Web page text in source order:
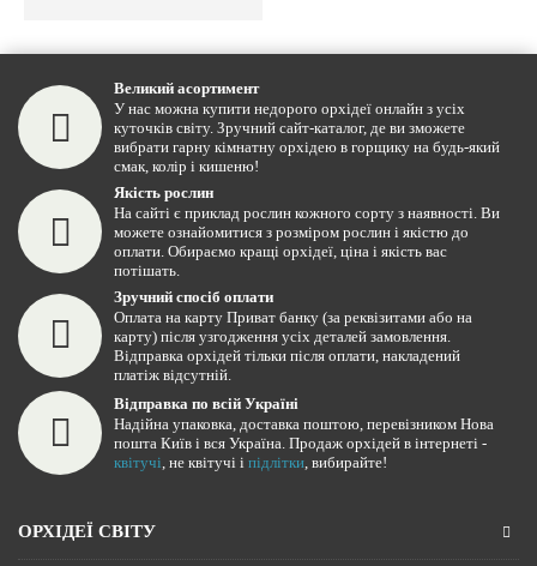
Великий асортимент
У нас можна купити недорого орхідеї онлайн з усіх
куточків світу. Зручний сайт-каталог, де ви зможете
вибрати гарну кімнатну орхідею в горщику на будь-який
смак, колір і кишеню!
Якість рослин
На сайті є приклад рослин кожного сорту з наявності. Ви
можете ознайомитися з розміром рослин і якістю до
оплати. Обираємо кращі орхідеї, ціна і якість вас
потішать.
Зручний спосіб оплати
Оплата на карту Приват банку (за реквізитами або на
карту) після узгодження усіх деталей замовлення.
Відправка орхідей тільки після оплати, накладений
платіж відсутній.
Відправка по всій Україні
Надійна упаковка, доставка поштою, перевізником Нова
пошта Київ і вся Україна. Продаж орхідей в інтернеті -
квітучі, не квітучі і підлітки, вибирайте!
ОРХІДЕЇ СВІТУ